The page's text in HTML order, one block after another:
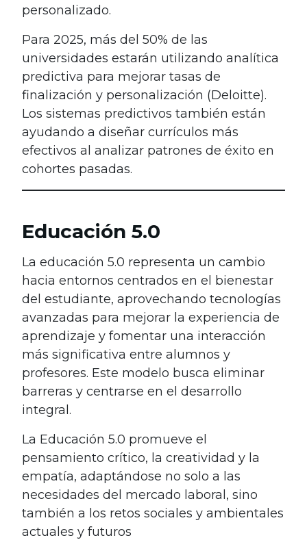
personalizado.
Para 2025, más del 50% de las
universidades estarán utilizando analítica
predictiva para mejorar tasas de
finalización y personalización (Deloitte).
Los sistemas predictivos también están
ayudando a diseñar currículos más
efectivos al analizar patrones de éxito en
cohortes pasadas.
Educación 5.0
La educación 5.0 representa un cambio
hacia entornos centrados en el bienestar
del estudiante, aprovechando tecnologías
avanzadas para mejorar la experiencia de
aprendizaje y fomentar una interacción
más significativa entre alumnos y
profesores. Este modelo busca eliminar
barreras y centrarse en el desarrollo
integral.
La Educación 5.0 promueve el
pensamiento crítico, la creatividad y la
empatía, adaptándose no solo a las
necesidades del mercado laboral, sino
también a los retos sociales y ambientales
actuales y futuros